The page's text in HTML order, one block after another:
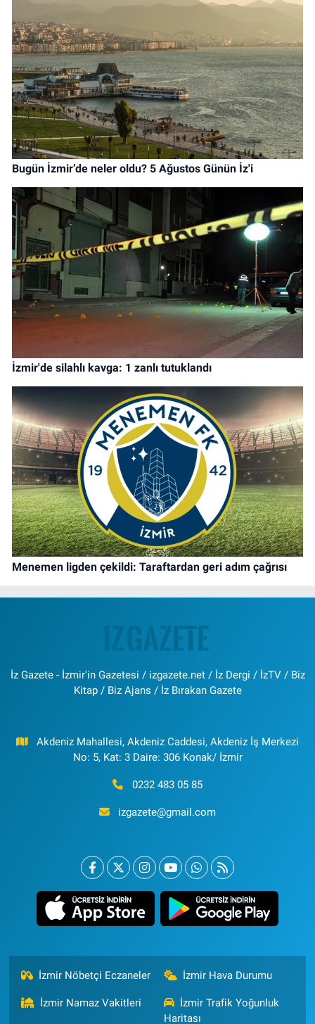
Bugün İzmir’de neler oldu? 5 Ağustos Günün İz'i
İzmir'de silahlı kavga: 1 zanlı tutuklandı
Menemen ligden çekildi: Taraftardan geri adım çağrısı
İz Gazete - İzmir'in Gazetesi / izgazete.net / İz Dergi / İzTV / Biz
Kitap / Biz Ajans / İz Bırakan Gazete
Akdeniz Mahallesi, Akdeniz Caddesi, Akdeniz İş Merkezi
No: 5, Kat: 3 Daire: 306 Konak/ İzmir
0232 483 05 85
izgazete@gmail.com
İzmir Nöbetçi Eczaneler İzmir Hava Durumu
İzmir Namaz Vakitleri
İzmir Trafik Yoğunluk
Haritası